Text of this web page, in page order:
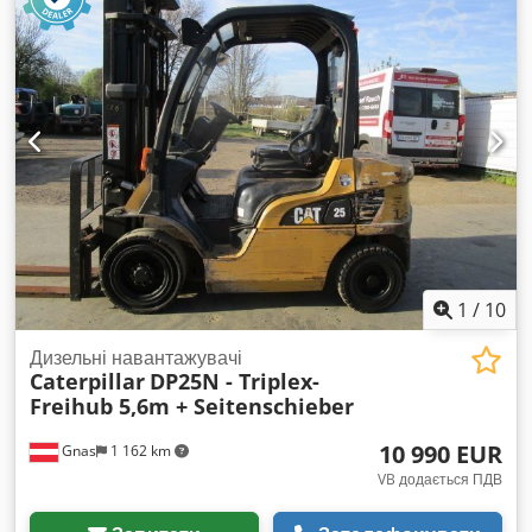
Макс. швидкість руху 16 км/год Макс. швидкість укладання
61 м/хв Колісна база 1950 мм Транспортні та робочі
розміри: Довжина транспортна 5029 мм Ширина
транспортна 1938 мм Висота транспортна 2645 мм
Довжина робоча 5047 мм Ширина робоча 3180 мм Висота з
дахом 3415 мм Робочі об’єми: Бак для пального 110 л
Моторна олива 13,2 л Охолоджувальна система 9 л Бак
змивної системи 28 л Особливості моделі: - колісний привід
для мобільності на міських будівництвах, - можливість
роботи у дуже вузьких траншеях (від 700 мм), - автоматичне
управління подачею суміші, - ECO-режим для зниження
витрат пального, - стіл SE34 V або SE34 VT, - гарна
оглядовість для оператора і компактні розміри. Вказана ціна
нетто, дійсна для експорту та для компаній. Для приватних
осіб можлива значна знижка – Dkodpfxjy Szckj Amyjr
Запрошуємо телефонувати для отримання найкращої ціни
:)
виготовлення:1998, мотогодини:17 762 h , паливо:дизель
Обладнання:палетні вилки, повний привід
1 / 10
Gnas 1 162 km
Дизельні навантажувачі
Caterpillar DP25N - Triplex-
Freihub 5,6m + Seitenschieber
10 990 EUR
VB додається ПДВ